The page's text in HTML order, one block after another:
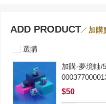
ADD PRODUCT 加購
選購
加購-夢境軸/
$50